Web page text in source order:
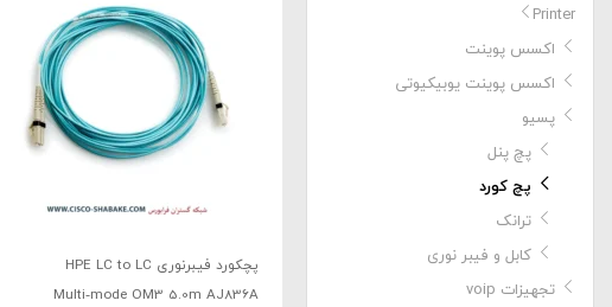
پچکورد فیبرنوری HPE LC to LC
Multi‑mode OM3 5.0m AJ836A
Printer
اکسس پوینت
اکسس پوینت یوبیکیوتی
پسیو
پچ پنل
پچ کورد
ترانک
کابل و فیبر نوری
تجهیزات voip